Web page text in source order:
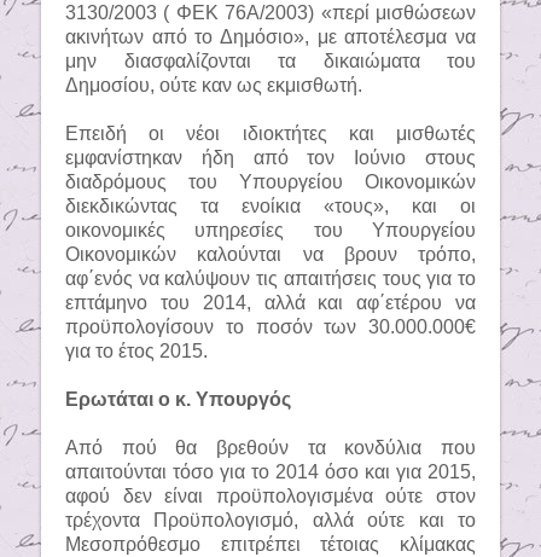
3130/2003 ( ΦΕΚ 76Α/2003) «περί μισθώσεων
ακινήτων από το Δημόσιο», με αποτέλεσμα να
μην διασφαλίζονται τα δικαιώματα του
Δημοσίου, ούτε καν ως εκμισθωτή.
Επειδή οι νέοι ιδιοκτήτες και μισθωτές
εμφανίστηκαν ήδη από τον Ιούνιο στους
διαδρόμους του Υπουργείου Οικονομικών
διεκδικώντας τα ενοίκια «τους», και οι
οικονομικές υπηρεσίες του Υπουργείου
Οικονομικών καλούνται να βρουν τρόπο,
αφ΄ενός να καλύψουν τις απαιτήσεις τους για το
επτάμηνο του 2014, αλλά και αφ΄ετέρου να
προϋπολογίσουν το ποσόν των 30.000.000€
για το έτος 2015.
Ερωτάται ο κ. Υπουργός
Από πού θα βρεθούν τα κονδύλια που
απαιτούνται τόσο για το 2014 όσο και για 2015,
αφού δεν είναι προϋπολογισμένα ούτε στον
τρέχοντα Προϋπολογισμό, αλλά ούτε και το
Μεσοπρόθεσμο επιτρέπει τέτοιας κλίμακας